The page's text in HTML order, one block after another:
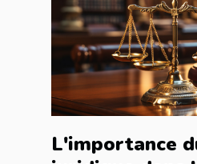
L'importance